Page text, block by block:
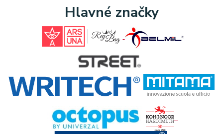
Extra výpredaj zásob Výpredaj BTS
Hlavné značky